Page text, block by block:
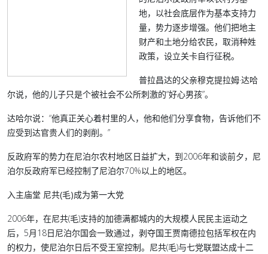
地，以社会底层作为基本支持力
量，势力逐步增强。他们把地主
财产和土地分给农民，取消种姓
政策，设立关卡自行征税。
普拉昌达的父亲穆克提拉姆·达哈
尔说，他的儿子只是个被社会不公所刺激的“好心男孩”。
达哈尔说：“他真正关心着村里的人，他和他们分享食物，告诉他们不
应受到达官贵人们的剥削。”
反政府军的势力在尼泊尔农村地区日益扩大，到2006年和谈前夕，尼
泊尔反政府军已经控制了尼泊尔70%以上的地区。
入主庙堂 尼共(毛)成为第一大党
2006年，在尼共(毛)支持的加德满都城内的大规模人民民主运动之
后，5月18日尼泊尔国会一致通过，剥夺国王贾南德拉包括军权在内
的权力，使尼泊尔日后不受王室控制。尼共(毛)与七党联盟达成十二